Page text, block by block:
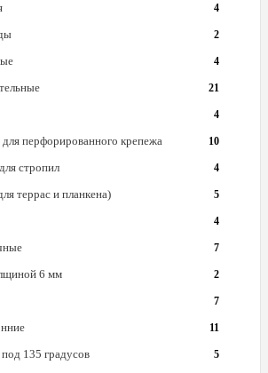
4
2
4
21
4
перфорированного крепежа 10
стропил 4
террас и планкена) 5
4
7
6 мм 2
7
11
135 градусов 5